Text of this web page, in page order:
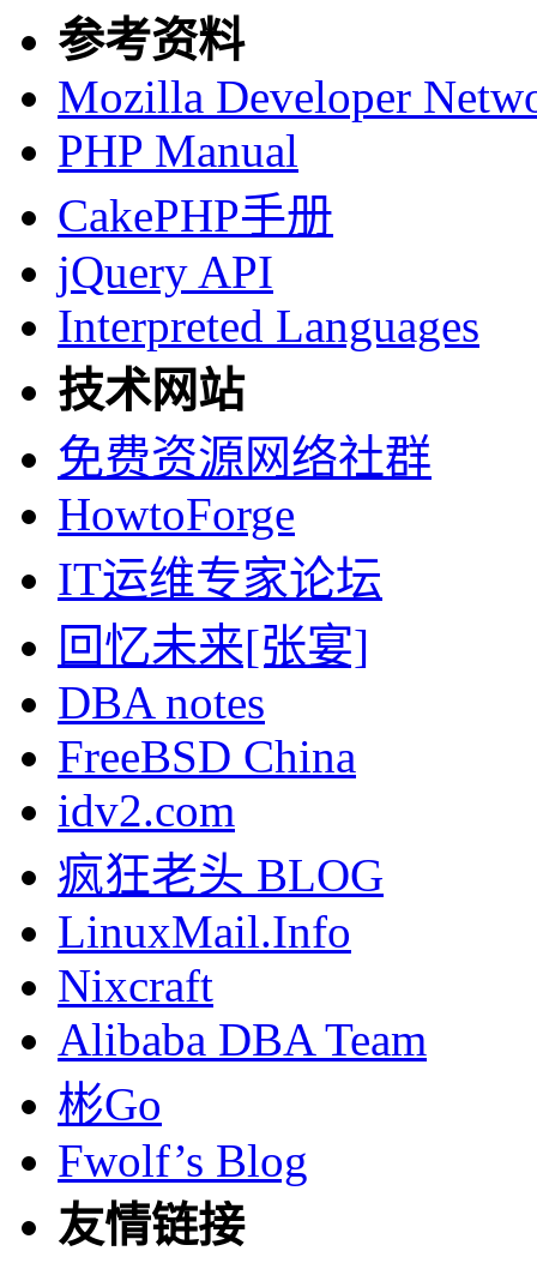
参考资料
Mozilla Developer
PHP Manual
CakePHP手册
jQuery API
Interpreted Languages
技术网站
免费资源网络社群
HowtoForge
IT运维专家论坛
回忆未来[张宴]
DBA notes
FreeBSD China
idv2.com
疯狂老头 BLOG
LinuxMail.Info
Nixcraft
Alibaba DBA Team
彬Go
Fwolf’s Blog
友情链接